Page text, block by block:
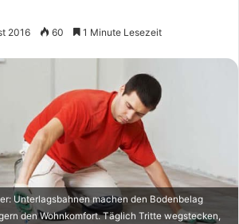
2016 60 1 Minute Lesezeit
Unterlagsbahnen machen den Bodenbelag
den Wohnkomfort. Täglich Tritte wegstecken,